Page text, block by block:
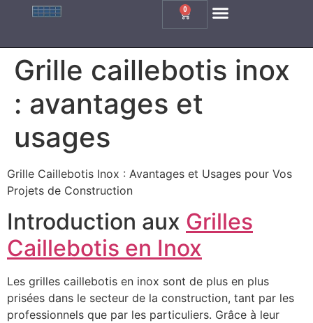
0
Grille caillebotis inox
: avantages et
usages
Grille Caillebotis Inox : Avantages et Usages pour Vos
Projets de Construction
Introduction aux Grilles
Caillebotis en Inox
Les grilles caillebotis en inox sont de plus en plus
prisées dans le secteur de la construction, tant par les
professionnels que par les particuliers. Grâce à leur